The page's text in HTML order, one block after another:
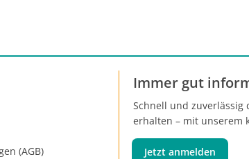
(AGB)
Immer gut
Schnell und
erhalten – mit unserem
Jetzt anmelden